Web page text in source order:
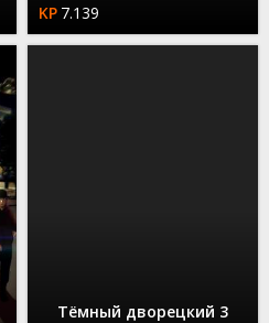
7.139
Тёмный дворецкий 3